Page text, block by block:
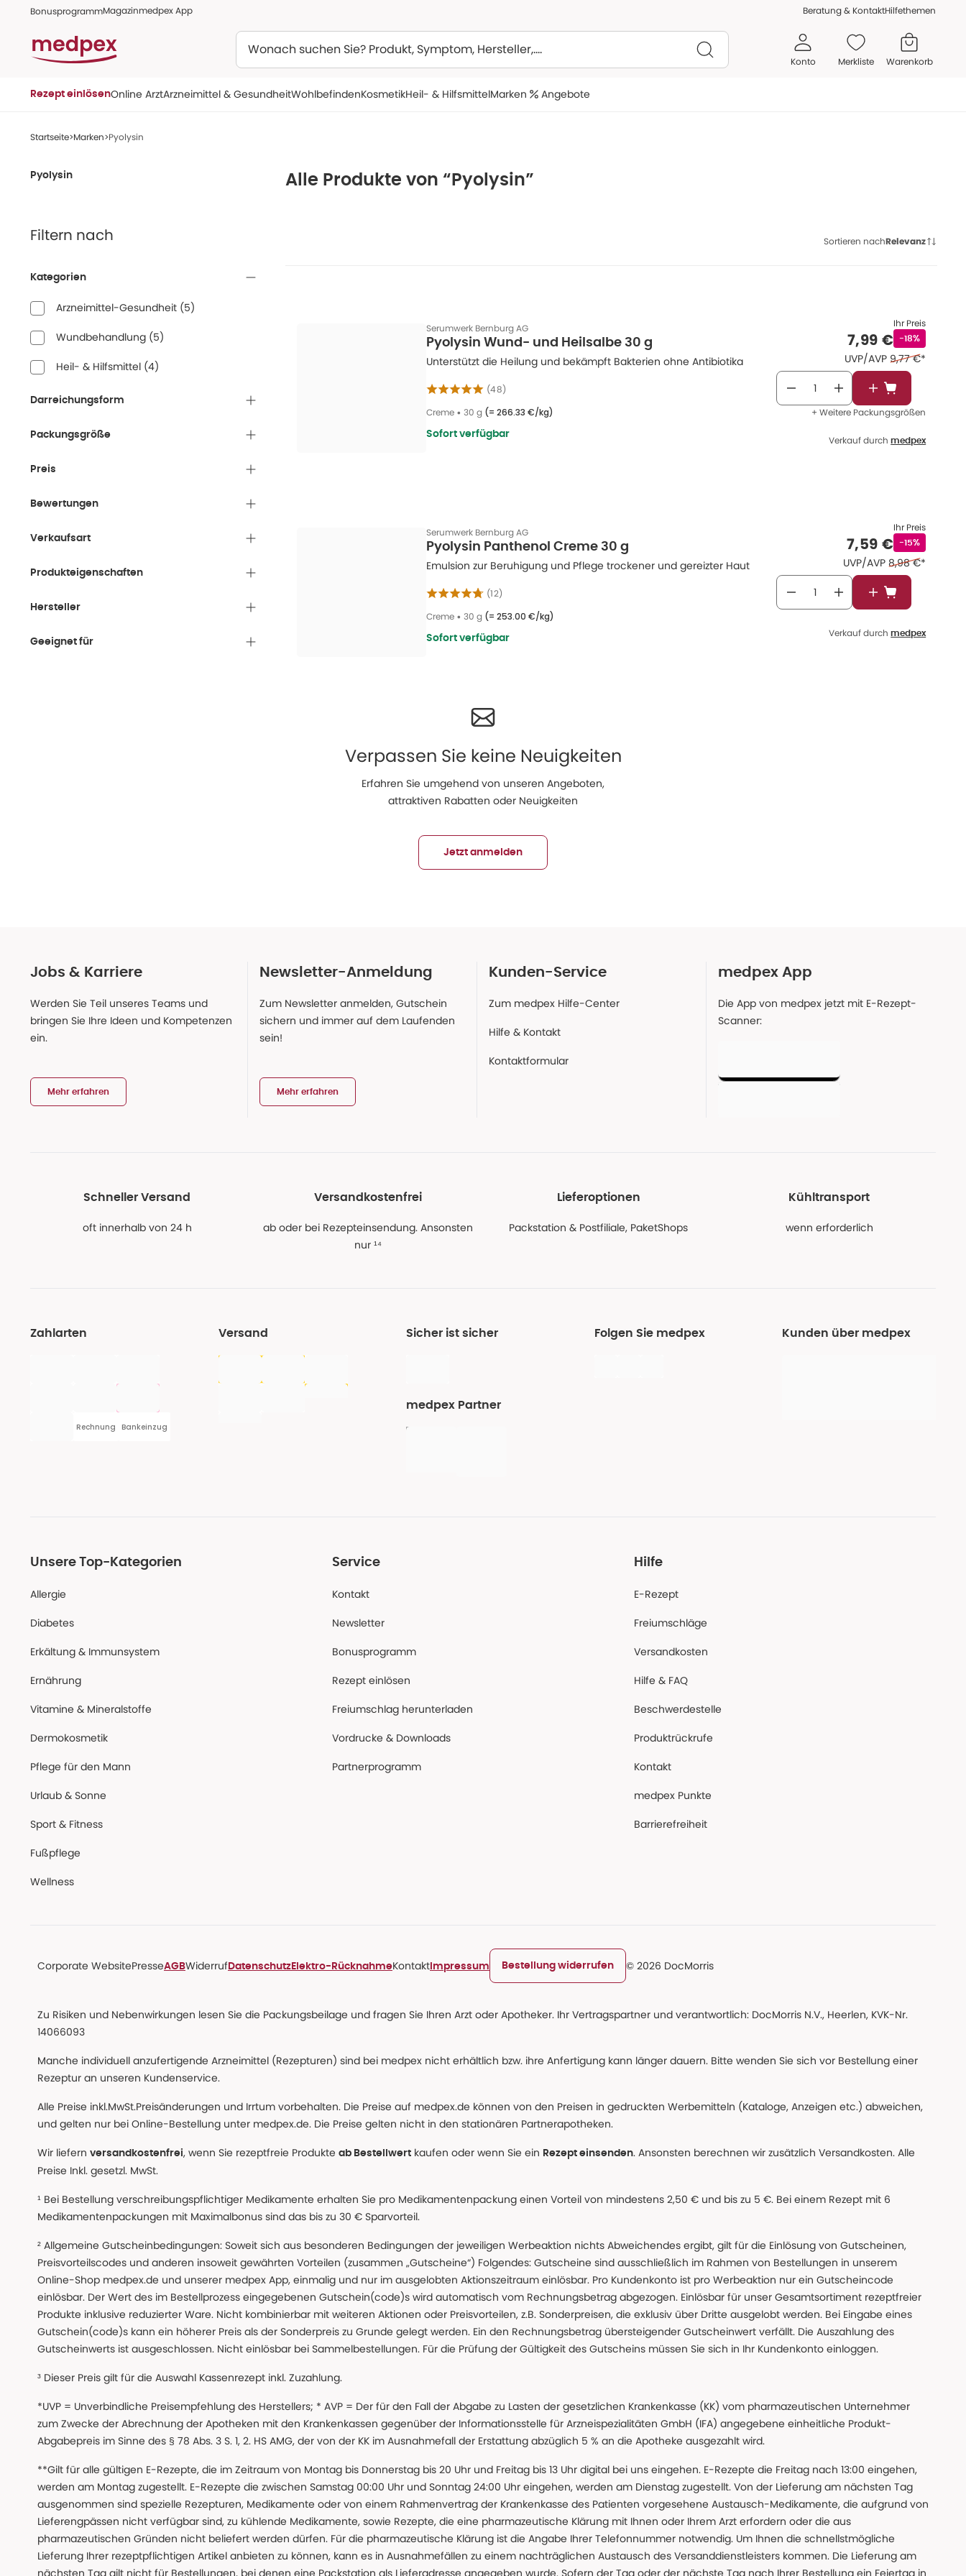
BonusprogrammMagazinmedpex App Beratung & KontaktHilfethemen
Konto Merkliste Warenkorb
Rezept einlösenOnline ArztArzneimittel & GesundheitWohlbefindenKosmetikHeil- & HilfsmittelMarken Angebote
Startseite Marken Pyolysin
Alle Produkte von “Pyolysin”
Pyolysin
Filtern nach
Kategorien
Arzneimittel-Gesundheit (5)
Wundbehandlung (5)
Heil- & Hilfsmittel (4)
Darreichungsform
Packungsgröße
Preis
Bewertungen
Verkaufsart
Produkteigenschaften
Hersteller
Geeignet für
Sortieren nachRelevanz
Serumwerk Bernburg AG
Pyolysin Wund- und Heilsalbe 30 g
Unterstützt die Heilung und bekämpft Bakterien ohne Antibiotika
(48)
Creme • 30 g (= 266.33 €/kg)
Sofort verfügbar
Ihr Preis
Verkaufspreis
7,99 €Rabattstempel
-18%
UVP/AVP Ehemaliger
9,77 €*
In den
+ Weitere Packungsgrößen
Verkauf durch medpex
Serumwerk Bernburg AG
Pyolysin Panthenol Creme 30 g
Emulsion zur Beruhigung und Pflege trockener und gereizter Haut
(12)
Creme • 30 g (= 253.00 €/kg)
Sofort verfügbar
Ihr Preis
Verkaufspreis
7,59 €Rabattstempel
-15%
UVP/AVP Ehemaliger
8,98 €*
In den
Verkauf durch medpex
Verpassen Sie keine Neuigkeiten
Erfahren Sie umgehend von unseren Angeboten,
attraktiven Rabatten oder Neuigkeiten
Jetzt anmelden
Jobs & Karriere
Werden Sie Teil unseres Teams und
bringen Sie Ihre Ideen und Kompetenzen
ein.
Mehr erfahren
Newsletter-Anmeldung
Zum Newsletter anmelden, Gutschein
sichern und immer auf dem Laufenden
sein!
Mehr erfahren
Kunden-Service
Zum medpex Hilfe-Center
Hilfe & Kontakt
Kontaktformular
medpex App
Die App von medpex jetzt mit E-Rezept-
Scanner:
Schneller Versand
oft innerhalb von 24 h
Versandkostenfrei
ab oder bei Rezepteinsendung. Ansonsten
nur ¹⁴
Lieferoptionen
Packstation & Postfiliale, PaketShops
Kühltransport
wenn erforderlich
Zahlarten
Rechnung Bankeinzug
Versand Sicher ist sicher
medpex Partner
Folgen Sie medpex Kunden über medpex
Unsere Top-Kategorien
Allergie
Diabetes
Erkältung & Immunsystem
Ernährung
Vitamine & Mineralstoffe
Dermokosmetik
Pflege für den Mann
Urlaub & Sonne
Sport & Fitness
Fußpflege
Wellness
Service
Kontakt
Newsletter
Bonusprogramm
Rezept einlösen
Freiumschlag herunterladen
Vordrucke & Downloads
Partnerprogramm
Hilfe
E-Rezept
Freiumschläge
Versandkosten
Hilfe & FAQ
Beschwerdestelle
Produktrückrufe
Kontakt
medpex Punkte
Barrierefreiheit
Corporate WebsitePresseAGBWiderruf Datenschutz Elektro-RücknahmeKontakt Impressum Bestellung widerrufen © 2026 DocMorris
Zu Risiken und Nebenwirkungen lesen Sie die Packungsbeilage und fragen Sie Ihren Arzt oder Apotheker. Ihr Vertragspartner und verantwortlich: DocMorris N.V., Heerlen, KVK-Nr.
14066093
Manche individuell anzufertigende Arzneimittel (Rezepturen) sind bei medpex nicht erhältlich bzw. ihre Anfertigung kann länger dauern. Bitte wenden Sie sich vor Bestellung einer
Rezeptur an unseren Kundenservice.
Alle Preise inkl.MwSt.Preisänderungen und Irrtum vorbehalten. Die Preise auf medpex.de können von den Preisen in gedruckten Werbemitteln (Kataloge, Anzeigen etc.) abweichen,
und gelten nur bei Online-Bestellung unter medpex.de. Die Preise gelten nicht in den stationären Partnerapotheken.
Wir liefern versandkostenfrei, wenn Sie rezeptfreie Produkte ab Bestellwert kaufen oder wenn Sie ein Rezept einsenden. Ansonsten berechnen wir zusätzlich Versandkosten. Alle
Preise Inkl. gesetzl. MwSt.
¹ Bei Bestellung verschreibungspflichtiger Medikamente erhalten Sie pro Medikamentenpackung einen Vorteil von mindestens 2,50 € und bis zu 5 €. Bei einem Rezept mit 6
Medikamentenpackungen mit Maximalbonus sind das bis zu 30 € Sparvorteil.
² Allgemeine Gutscheinbedingungen: Soweit sich aus besonderen Bedingungen der jeweiligen Werbeaktion nichts Abweichendes ergibt, gilt für die Einlösung von Gutscheinen,
Preisvorteilscodes und anderen insoweit gewährten Vorteilen (zusammen „Gutscheine“) Folgendes: Gutscheine sind ausschließlich im Rahmen von Bestellungen in unserem
Online-Shop medpex.de und unserer medpex App, einmalig und nur im ausgelobten Aktionszeitraum einlösbar. Pro Kundenkonto ist pro Werbeaktion nur ein Gutscheincode
einlösbar. Der Wert des im Bestellprozess eingegebenen Gutschein(code)s wird automatisch vom Rechnungsbetrag abgezogen. Einlösbar für unser Gesamtsortiment rezeptfreier
Produkte inklusive reduzierter Ware. Nicht kombinierbar mit weiteren Aktionen oder Preisvorteilen, z.B. Sonderpreisen, die exklusiv über Dritte ausgelobt werden. Bei Eingabe eines
Gutschein(code)s kann ein höherer Preis als der Sonderpreis zu Grunde gelegt werden. Ein den Rechnungsbetrag übersteigender Gutscheinwert verfällt. Die Auszahlung des
Gutscheinwerts ist ausgeschlossen. Nicht einlösbar bei Sammelbestellungen. Für die Prüfung der Gültigkeit des Gutscheins müssen Sie sich in Ihr Kundenkonto einloggen.
³ Dieser Preis gilt für die Auswahl Kassenrezept inkl. Zuzahlung.
*UVP = Unverbindliche Preisempfehlung des Herstellers; * AVP = Der für den Fall der Abgabe zu Lasten der gesetzlichen Krankenkasse (KK) vom pharmazeutischen Unternehmer
zum Zwecke der Abrechnung der Apotheken mit den Krankenkassen gegenüber der Informationsstelle für Arzneispezialitäten GmbH (IFA) angegebene einheitliche Produkt-
Abgabepreis im Sinne des § 78 Abs. 3 S. 1, 2. HS AMG, der von der KK im Ausnahmefall der Erstattung abzüglich 5 % an die Apotheke ausgezahlt wird.
**Gilt für alle gültigen E-Rezepte, die im Zeitraum von Montag bis Donnerstag bis 20 Uhr und Freitag bis 13 Uhr digital bei uns eingehen. E-Rezepte die Freitag nach 13:00 eingehen,
werden am Montag zugestellt. E-Rezepte die zwischen Samstag 00:00 Uhr und Sonntag 24:00 Uhr eingehen, werden am Dienstag zugestellt. Von der Lieferung am nächsten Tag
ausgenommen sind spezielle Rezepturen, Medikamente oder von einem Rahmenvertrag der Krankenkasse des Patienten vorgesehene Austausch-Medikamente, die aufgrund von
Lieferengpässen nicht verfügbar sind, zu kühlende Medikamente, sowie Rezepte, die eine pharmazeutische Klärung mit Ihnen oder Ihrem Arzt erfordern oder die aus
pharmazeutischen Gründen nicht beliefert werden dürfen. Für die pharmazeutische Klärung ist die Angabe Ihrer Telefonnummer notwendig. Um Ihnen die schnellstmögliche
Lieferung Ihrer rezeptpflichtigen Artikel anbieten zu können, kann es in Ausnahmefällen zu einem nachträglichen Austausch des Versanddienstleisters kommen. Die Lieferung am